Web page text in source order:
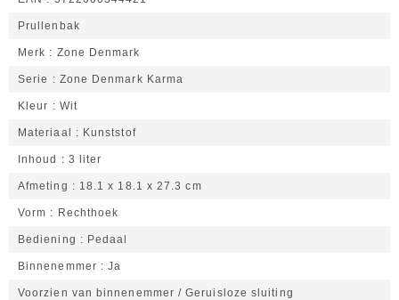
Prullenbak
Merk Zone Denmark
Serie Zone Denmark Karma
Kleur Wit
Materiaal Kunststof
Inhoud 3 liter
Afmeting 18.1 x 18.1 x 27.3 cm
Vorm Rechthoek
Bediening Pedaal
Binnenemmer Ja
Voorzien van binnenemmer / Geruisloze sluiting